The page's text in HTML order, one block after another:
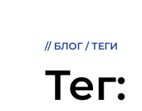
// БЛОГ /ТЕГИ
Тег: